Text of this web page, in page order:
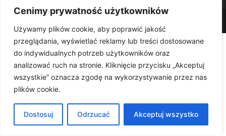
Cenimy prywatność użytkowników
Używamy plików cookie, aby poprawić jakość
przeglądania, wyświetlać reklamy lub treści dostosowane
do indywidualnych potrzeb użytkowników oraz
analizować ruch na stronie. Kliknięcie przycisku „Akceptuj
wszystkie” oznacza zgodę na wykorzystywanie przez nas
plików cookie.
Dostosuj Odrzucać Akceptuj wszystko